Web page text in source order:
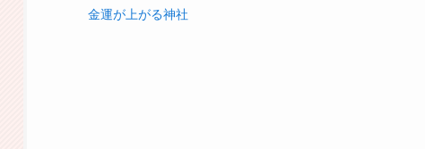
金運が上がる神社